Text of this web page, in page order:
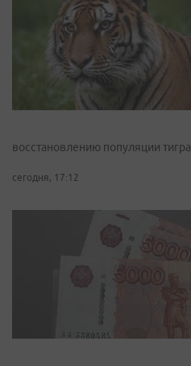
восстановлению популяции тигра
сегодня, 17:12